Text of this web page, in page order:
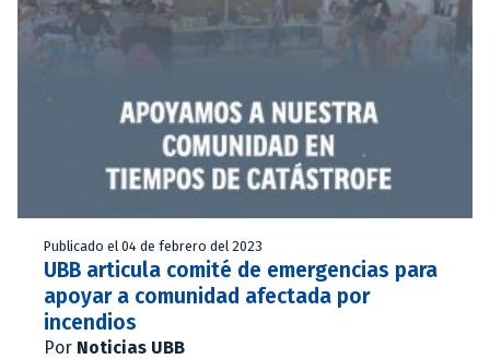
Publicado el 04 de febrero del 2023
UBB articula comité de emergencias para
apoyar a comunidad afectada por
incendios
Por Noticias UBB